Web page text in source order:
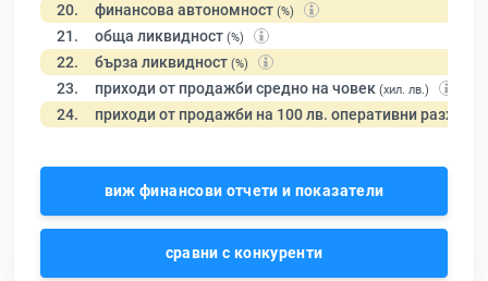
20. финансова автономност (%)
21. обща ликвидност (%)
22. бърза ликвидност (%)
23. приходи от продажби средно на човек (хил. лв.)
24. приходи от продажби на 100 лв. оперативни разходи
виж финансови отчети и показатели
сравни с конкуренти